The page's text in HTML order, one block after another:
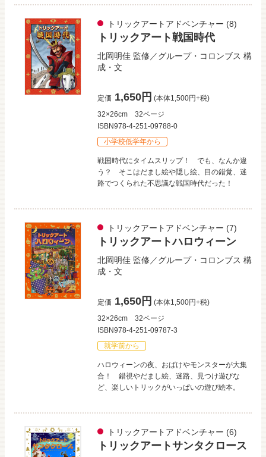
トリックアートアドベンチャー (8)
トリックアート戦国時代
北岡明佳 監修／グループ・コロンブス 構
成・文
定価 1,650円 (本体1,500円+税)
32×26cm
32ページ
ISBN978-4-251-09788-0
小学校低学年から
戦国時代にタイムスリップ！ でも、なんか違
う？ そこはだまし絵や隠し絵、目の錯覚、迷
路でつくられた不思議な戦国時代だった！
トリックアートアドベンチャー (7)
トリックアートハロウィーン
北岡明佳 監修／グループ・コロンブス 構
成・文
定価 1,650円 (本体1,500円+税)
32×26cm
32ページ
ISBN978-4-251-09787-3
就学前から
ハロウィーンの夜、おばけやモンスターが大集
合！ 錯視やだまし絵、迷路、見つけ遊びな
ど、楽しいトリックがいっぱいの遊び絵本。
トリックアートアドベンチャー (6)
トリックアートサンタクロース